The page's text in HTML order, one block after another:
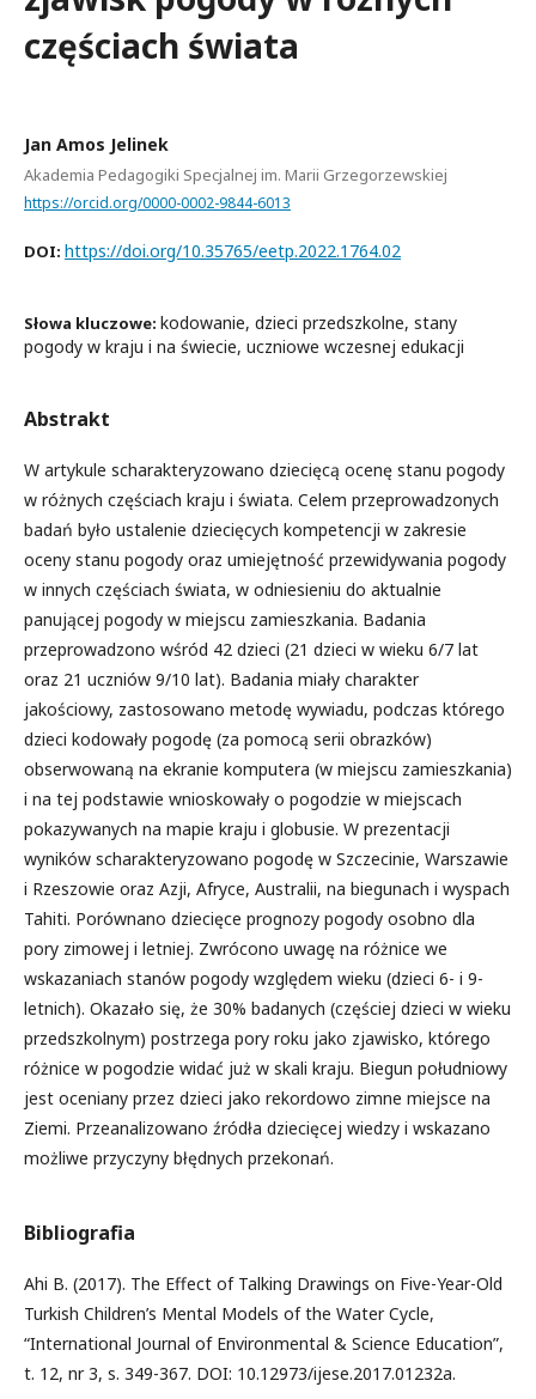
częściach świata
Jan Amos Jelinek
Akademia Pedagogiki Specjalnej im. Marii Grzegorzewskiej
https://orcid.org/0000-0002-9844-6013
DOI: https://doi.org/10.35765/eetp.2022.1764.02
Słowa kluczowe: kodowanie, dzieci przedszkolne, stany
pogody w kraju i na świecie, uczniowe wczesnej edukacji
Abstrakt
W artykule scharakteryzowano dziecięcą ocenę stanu pogody
w różnych częściach kraju i świata. Celem przeprowadzonych
badań było ustalenie dziecięcych kompetencji w zakresie
oceny stanu pogody oraz umiejętność przewidywania pogody
w innych częściach świata, w odniesieniu do aktualnie
panującej pogody w miejscu zamieszkania. Badania
przeprowadzono wśród 42 dzieci (21 dzieci w wieku 6/7 lat
oraz 21 uczniów 9/10 lat). Badania miały charakter
jakościowy, zastosowano metodę wywiadu, podczas którego
dzieci kodowały pogodę (za pomocą serii obrazków)
obserwowaną na ekranie komputera (w miejscu zamieszkania)
i na tej podstawie wnioskowały o pogodzie w miejscach
pokazywanych na mapie kraju i globusie. W prezentacji
wyników scharakteryzowano pogodę w Szczecinie, Warszawie
i Rzeszowie oraz Azji, Afryce, Australii, na biegunach i wyspach
Tahiti. Porównano dziecięce prognozy pogody osobno dla
pory zimowej i letniej. Zwrócono uwagę na różnice we
wskazaniach stanów pogody względem wieku (dzieci 6- i 9-
letnich). Okazało się, że 30% badanych (częściej dzieci w wieku
przedszkolnym) postrzega pory roku jako zjawisko, którego
różnice w pogodzie widać już w skali kraju. Biegun południowy
jest oceniany przez dzieci jako rekordowo zimne miejsce na
Ziemi. Przeanalizowano źródła dziecięcej wiedzy i wskazano
możliwe przyczyny błędnych przekonań.
Bibliografia
Ahi B. (2017). The Effect of Talking Drawings on Five-Year-Old
Turkish Children’s Mental Models of the Water Cycle,
“International Journal of Environmental & Science Education”,
t. 12, nr 3, s. 349-367. DOI: 10.12973/ijese.2017.01232a.